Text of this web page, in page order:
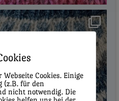
Cookies. Einige
(z.B. für den
nicht notwendig. Die